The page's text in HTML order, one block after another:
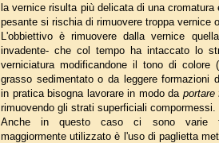
la vernice risulta più delicata di una cromatura
pesante si rischia di rimuovere troppa vernice
L'obbiettivo è rimuovere dalla vernice
invadente- che col tempo ha intaccato lo
verniciatura modificandone il tono di colore
grasso sedimentato o da leggere formazioni
in pratica bisogna lavorare in modo da portare
rimuovendo gli strati superficiali compormessi.
Anche in questo caso ci sono varie
maggiormente utilizzato è l'uso di paglietta